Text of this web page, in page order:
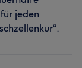
jeden